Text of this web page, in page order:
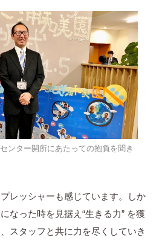
ンター開所にあたっての抱負を聞き
レッシャーも感じています。しか
なった時を見据え“生きる力” を獲
スタッフと共に力を尽くしていき